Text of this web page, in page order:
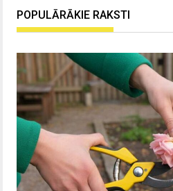
POPULĀRĀKIE RAKSTI